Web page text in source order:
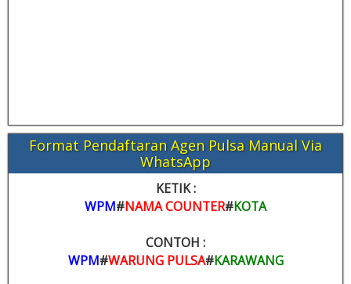
Format Pendaftaran Agen Pulsa Manual Via
WhatsApp
KETIK :
WPM#NAMA COUNTER#KOTA
CONTOH :
WPM#WARUNG PULSA#KARAWANG